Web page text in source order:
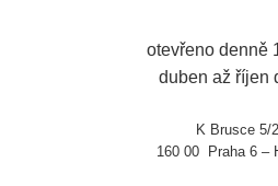
otevřeno denně
duben až říjen
K Brusce 5/
160 00 Praha 6 –